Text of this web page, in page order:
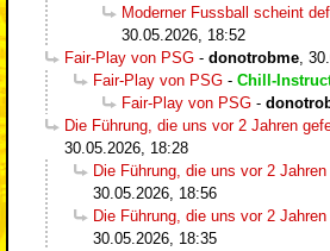
Moderner Fussball scheint
30.05.2026, 18:52
Fair-Play von PSG - donotrobme
Fair-Play von PSG - Chill-
Fair-Play von PSG -
Die Führung, die uns vor 2 Jahren
30.05.2026, 18:28
Die Führung, die uns vor 2
30.05.2026, 18:56
Die Führung, die uns vor 2
30.05.2026, 18:35